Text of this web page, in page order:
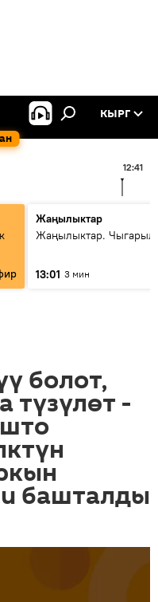
КЫРГ
12:41
Жаңылыктар
Жаңылыктар.
13:01 3 мин
болот,
түзүлөт -
башталды